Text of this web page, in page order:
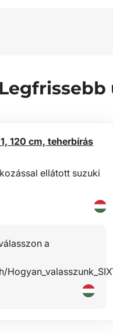
120 cm, teherbírás
ellátott suzuki
a